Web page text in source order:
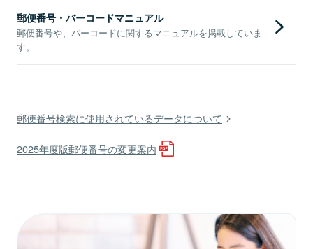
郵便番号・バーコードマニュアル
郵便番号や、バーコードに関するマニュアルを掲載していま
す。
郵便番号検索に使用されているデータについて
2025年度版郵便番号の変更案内